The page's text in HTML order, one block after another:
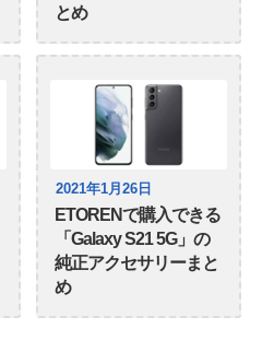
とめ
2021年1月26日
ETORENで購入できる
「Galaxy S21 5G」の
純正アクセサリーまと
め